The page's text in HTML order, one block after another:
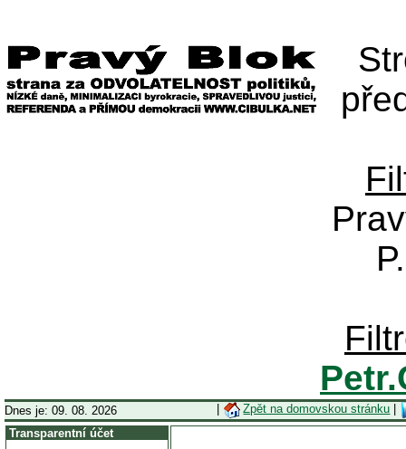
Dnes je: 09. 08. 2026 Zpět na domovskou stránku
Transparentní účet